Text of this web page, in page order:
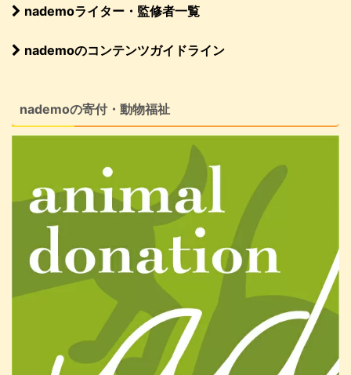
nademoライター・監修者一覧
nademoのコンテンツガイドライン
nademoの寄付・動物福祉